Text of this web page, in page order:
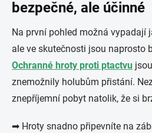
bezpečné, ale účinné
Na první pohled možná vypadají
ale ve skutečnosti jsou naprosto
Ochranné hroty proti ptactvu
znemožnily holubům přistání.
znepříjemní pobyt natolik, že si
➡ Hroty snadno připevníte na